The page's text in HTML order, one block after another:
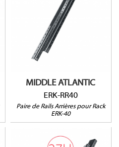
MIDDLE ATLANTIC
ERK-RR40
Paire de Rails Arrières pour Rack
ERK-40
Pour rack ERK-40
Vendu par paire